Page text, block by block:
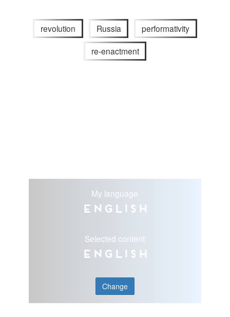
revolution Russia performativity
re-enactment
My language
English
Selected content
English
Change